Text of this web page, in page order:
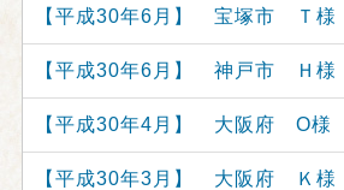
【平成30年6月】 宝塚市 Ｔ様
【平成30年6月】 神戸市 Ｈ様
【平成30年4月】 大阪府 O様
【平成30年3月】 大阪府 Ｋ様